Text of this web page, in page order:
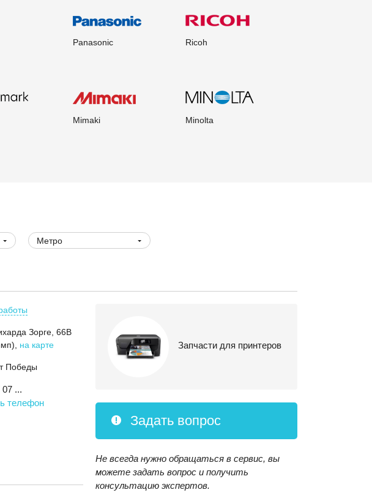
Panasonic Ricoh
Mimaki Minolta
Метро
Зорге, 66В
на карте
Победы
07 ...
телефон
Запчасти для принтеров
Задать вопрос
Не всегда нужно обращаться в сервис, вы
можете задать вопрос и получить
консультацию экспертов.